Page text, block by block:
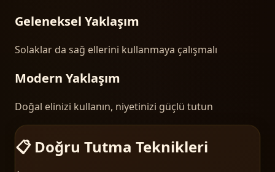
Geleneksel Yaklaşım
Solaklar da sağ ellerini kullanmaya çalışmalı
Modern Yaklaşım
Doğal elinizi kullanın, niyetinizi güçlü tutun
📋 Doğru Tutma Teknikleri